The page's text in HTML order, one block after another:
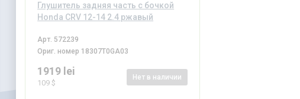
Глушитель задняя часть с бочкой
Honda CRV 12-14 2.4 ржавый
Арт. 572239
Ориг. номер 18307T0GA03
1919 lei
109 $
Нет в наличии